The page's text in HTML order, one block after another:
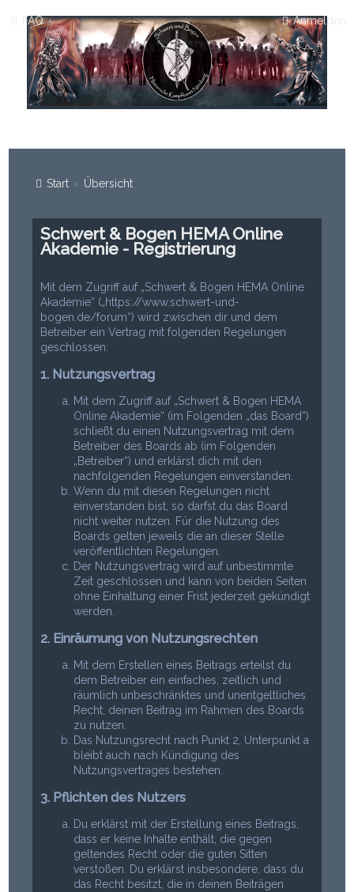
FAQ Anmelden
Start Übersicht
Schwert & Bogen HEMA Online
Akademie - Registrierung
Mit dem Zugriff auf „Schwert & Bogen HEMA Online
Akademie“ („https://www.schwert-und-
bogen.de/forum“) wird zwischen dir und dem
Betreiber ein Vertrag mit folgenden Regelungen
geschlossen:
1. Nutzungsvertrag
Mit dem Zugriff auf „Schwert & Bogen HEMA
Online Akademie“ (im Folgenden „das Board“)
schließt du einen Nutzungsvertrag mit dem
Betreiber des Boards ab (im Folgenden
„Betreiber“) und erklärst dich mit den
nachfolgenden Regelungen einverstanden.
Wenn du mit diesen Regelungen nicht
einverstanden bist, so darfst du das Board
nicht weiter nutzen. Für die Nutzung des
Boards gelten jeweils die an dieser Stelle
veröffentlichten Regelungen.
Der Nutzungsvertrag wird auf unbestimmte
Zeit geschlossen und kann von beiden Seiten
ohne Einhaltung einer Frist jederzeit gekündigt
werden.
2. Einräumung von Nutzungsrechten
Mit dem Erstellen eines Beitrags erteilst du
dem Betreiber ein einfaches, zeitlich und
räumlich unbeschränktes und unentgeltliches
Recht, deinen Beitrag im Rahmen des Boards
zu nutzen.
Das Nutzungsrecht nach Punkt 2, Unterpunkt a
bleibt auch nach Kündigung des
Nutzungsvertrages bestehen.
3. Pflichten des Nutzers
Du erklärst mit der Erstellung eines Beitrags,
dass er keine Inhalte enthält, die gegen
geltendes Recht oder die guten Sitten
verstoßen. Du erklärst insbesondere, dass du
das Recht besitzt, die in deinen Beiträgen